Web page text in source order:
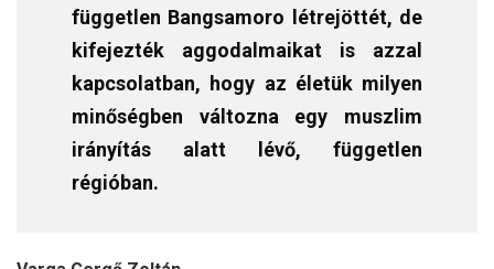
független Bangsamoro létrejöttét, de
kifejezték aggodalmaikat is azzal
kapcsolatban, hogy az életük milyen
minőségben változna egy muszlim
irányítás alatt lévő, független
régióban.